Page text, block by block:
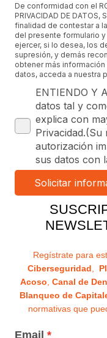
De conformidad con el
PRIVACIDAD DE
finalidad de contestar a
del presente formulario
ejercer, si lo desea, los
supresión, y demás
obtener más
datos, acceda a nuestra
ENTIENDO Y
datos tal y
explica con
Privacidad.(Su
autorización
sus datos con
Regístrate para
Ciberseguridad
Acoso Canal de
Blanqueo de
normativas que
Email